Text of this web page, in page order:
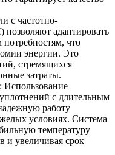
с частотно-
адаптировать
что
энергии. Это
стремящихся
затраты.
: Использование
с длительным
работу
условиях. Система
температуру
и увеличивая срок